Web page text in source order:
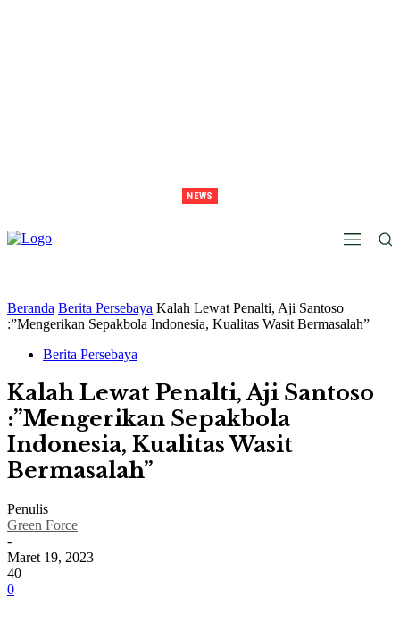
NEWS
Beranda Berita Persebaya Kalah Lewat Penalti, Aji Santoso
:”Mengerikan Sepakbola Indonesia, Kualitas Wasit Bermasalah”
Berita Persebaya
Kalah Lewat Penalti, Aji Santoso
:”Mengerikan Sepakbola
Indonesia, Kualitas Wasit
Bermasalah”
Penulis
Green Force
-
Maret 19, 2023
40
0